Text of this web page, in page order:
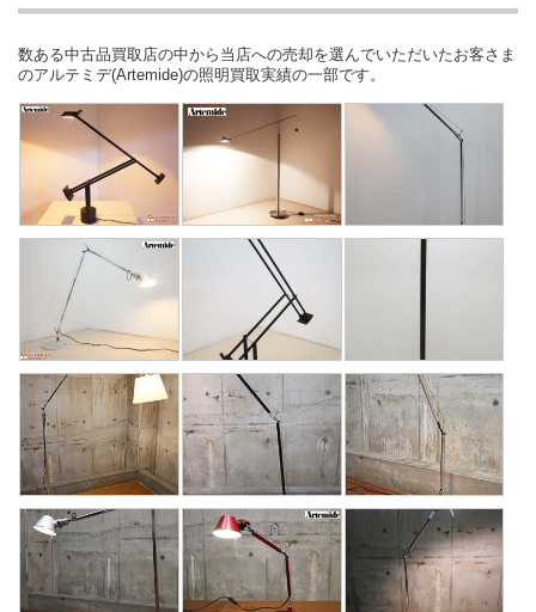
数ある中古品買取店の中から当店への売却を選んでいただいたお客さま
のアルテミデ(Artemide)の照明買取実績の一部です。